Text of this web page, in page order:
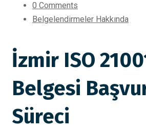
0 Comments
Belgelendirmeler Hakkında
İzmir ISO
Belgesi
Süreci